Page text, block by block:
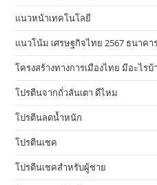
แนวหน้าเทคโนโลยี
แนวโน้ม เศรษฐกิจไทย 2567 ธนาคา
โครงสร้างทางการเมืองไทย มีอะไรบ้
โปรตีนจากถั่วลันเตา ดีไหม
โปรตีนลดน้ำหนัก
โปรตีนเชค
โปรตีนเชคสำหรับผู้ชาย